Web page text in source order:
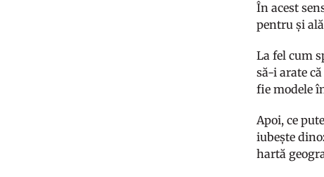
În acest
pentru și
La fel cum
să-i arate
fie modele
Apoi, ce
iubește
hartă